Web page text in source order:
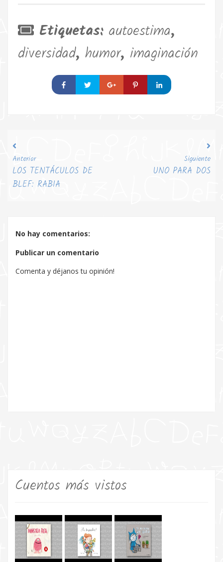
Etiquetas: autoestima,
diversidad, humor, imaginación
Anterior
LOS TENTÁCULOS DE
BLEF: RABIA
Siguiente
UNO PARA DOS
No hay comentarios:
Publicar un comentario
Comenta y déjanos tu opinión!
Cuentos más vistos